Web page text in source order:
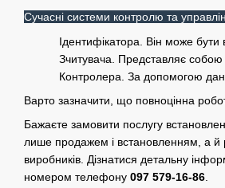
Сучасні системи контролю та
Ідентифікатора. Він може бути
Зчитувача. Представляє собою
Контролера. За допомогою
Варто зазначити, що повноцінна
Бажаєте замовити послугу
лише продажем і встановленням, а й
виробників. Дізнатися детальну
номером телефону 097 579-16-86.